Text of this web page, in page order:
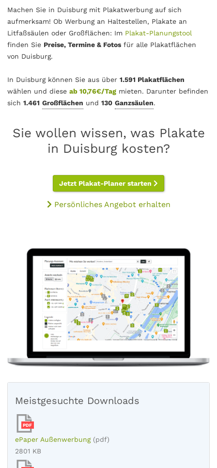
Machen Sie in Duisburg mit Plakatwerbung auf sich
aufmerksam! Ob Werbung an Haltestellen, Plakate an
Litfaßsäulen oder Großflächen: Im Plakat-Planungstool
finden Sie Preise, Termine & Fotos für alle Plakatflächen
von Duisburg.
In Duisburg können Sie aus über 1.591 Plakatflächen
wählen und diese ab 10,76€/Tag mieten. Darunter befinden
sich 1.461 Großflächen und 130 Ganzsäulen.
Sie wollen wissen, was Plakate
in Duisburg kosten?
Jetzt Plakat-Planer starten
Persönliches Angebot erhalten
Meistgesuchte Downloads
PDF
ePaper Außenwerbung (pdf)
2801 KB